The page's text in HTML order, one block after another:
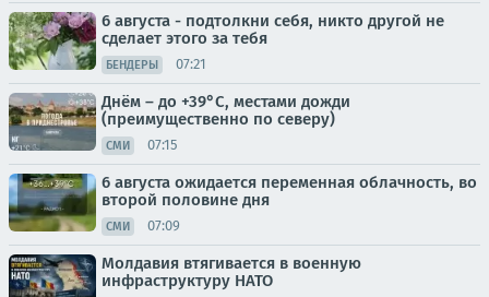
6 августа - подтолкни себя, никто другой не
сделает этого за тебя
БЕНДЕРЫ 07:21
Днём – до +39°С, местами дожди
(преимущественно по северу)
СМИ 07:15
6 августа ожидается переменная облачность, во
второй половине дня
СМИ 07:09
Молдавия втягивается в военную
инфраструктуру НАТО